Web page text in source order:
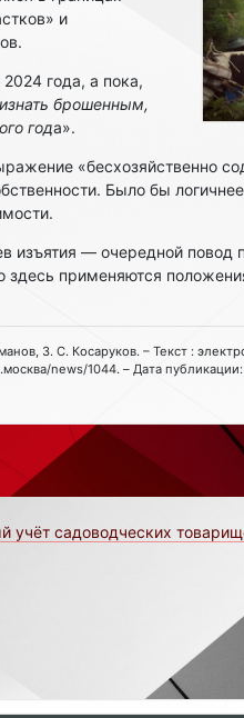
и
года, а пока,
брошенным,
года».
«бесхозяйственно
Было бы
изъятия — очередной повод
применяются
З. С. Косаруков. – Текст :
news/1044. – Дата
учёт садоводческих